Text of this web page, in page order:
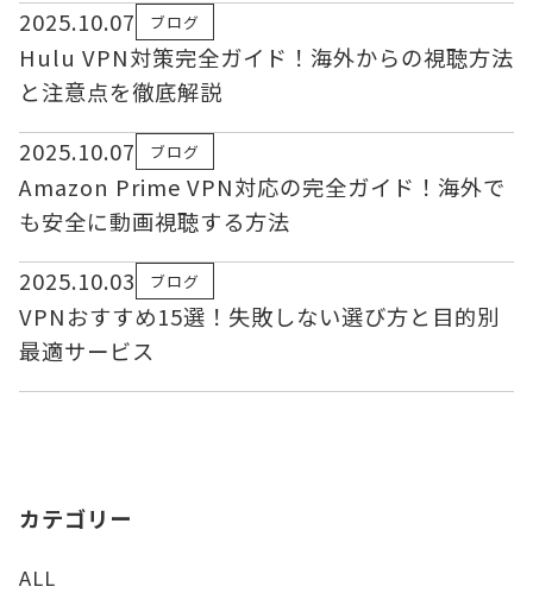
2025.10.07
ブログ
Hulu VPN対策完全ガイド！海外からの視聴方法
と注意点を徹底解説
2025.10.07
ブログ
Amazon Prime VPN対応の完全ガイド！海外で
も安全に動画視聴する方法
2025.10.03
ブログ
VPNおすすめ15選！失敗しない選び方と目的別
最適サービス
カテゴリー
ALL